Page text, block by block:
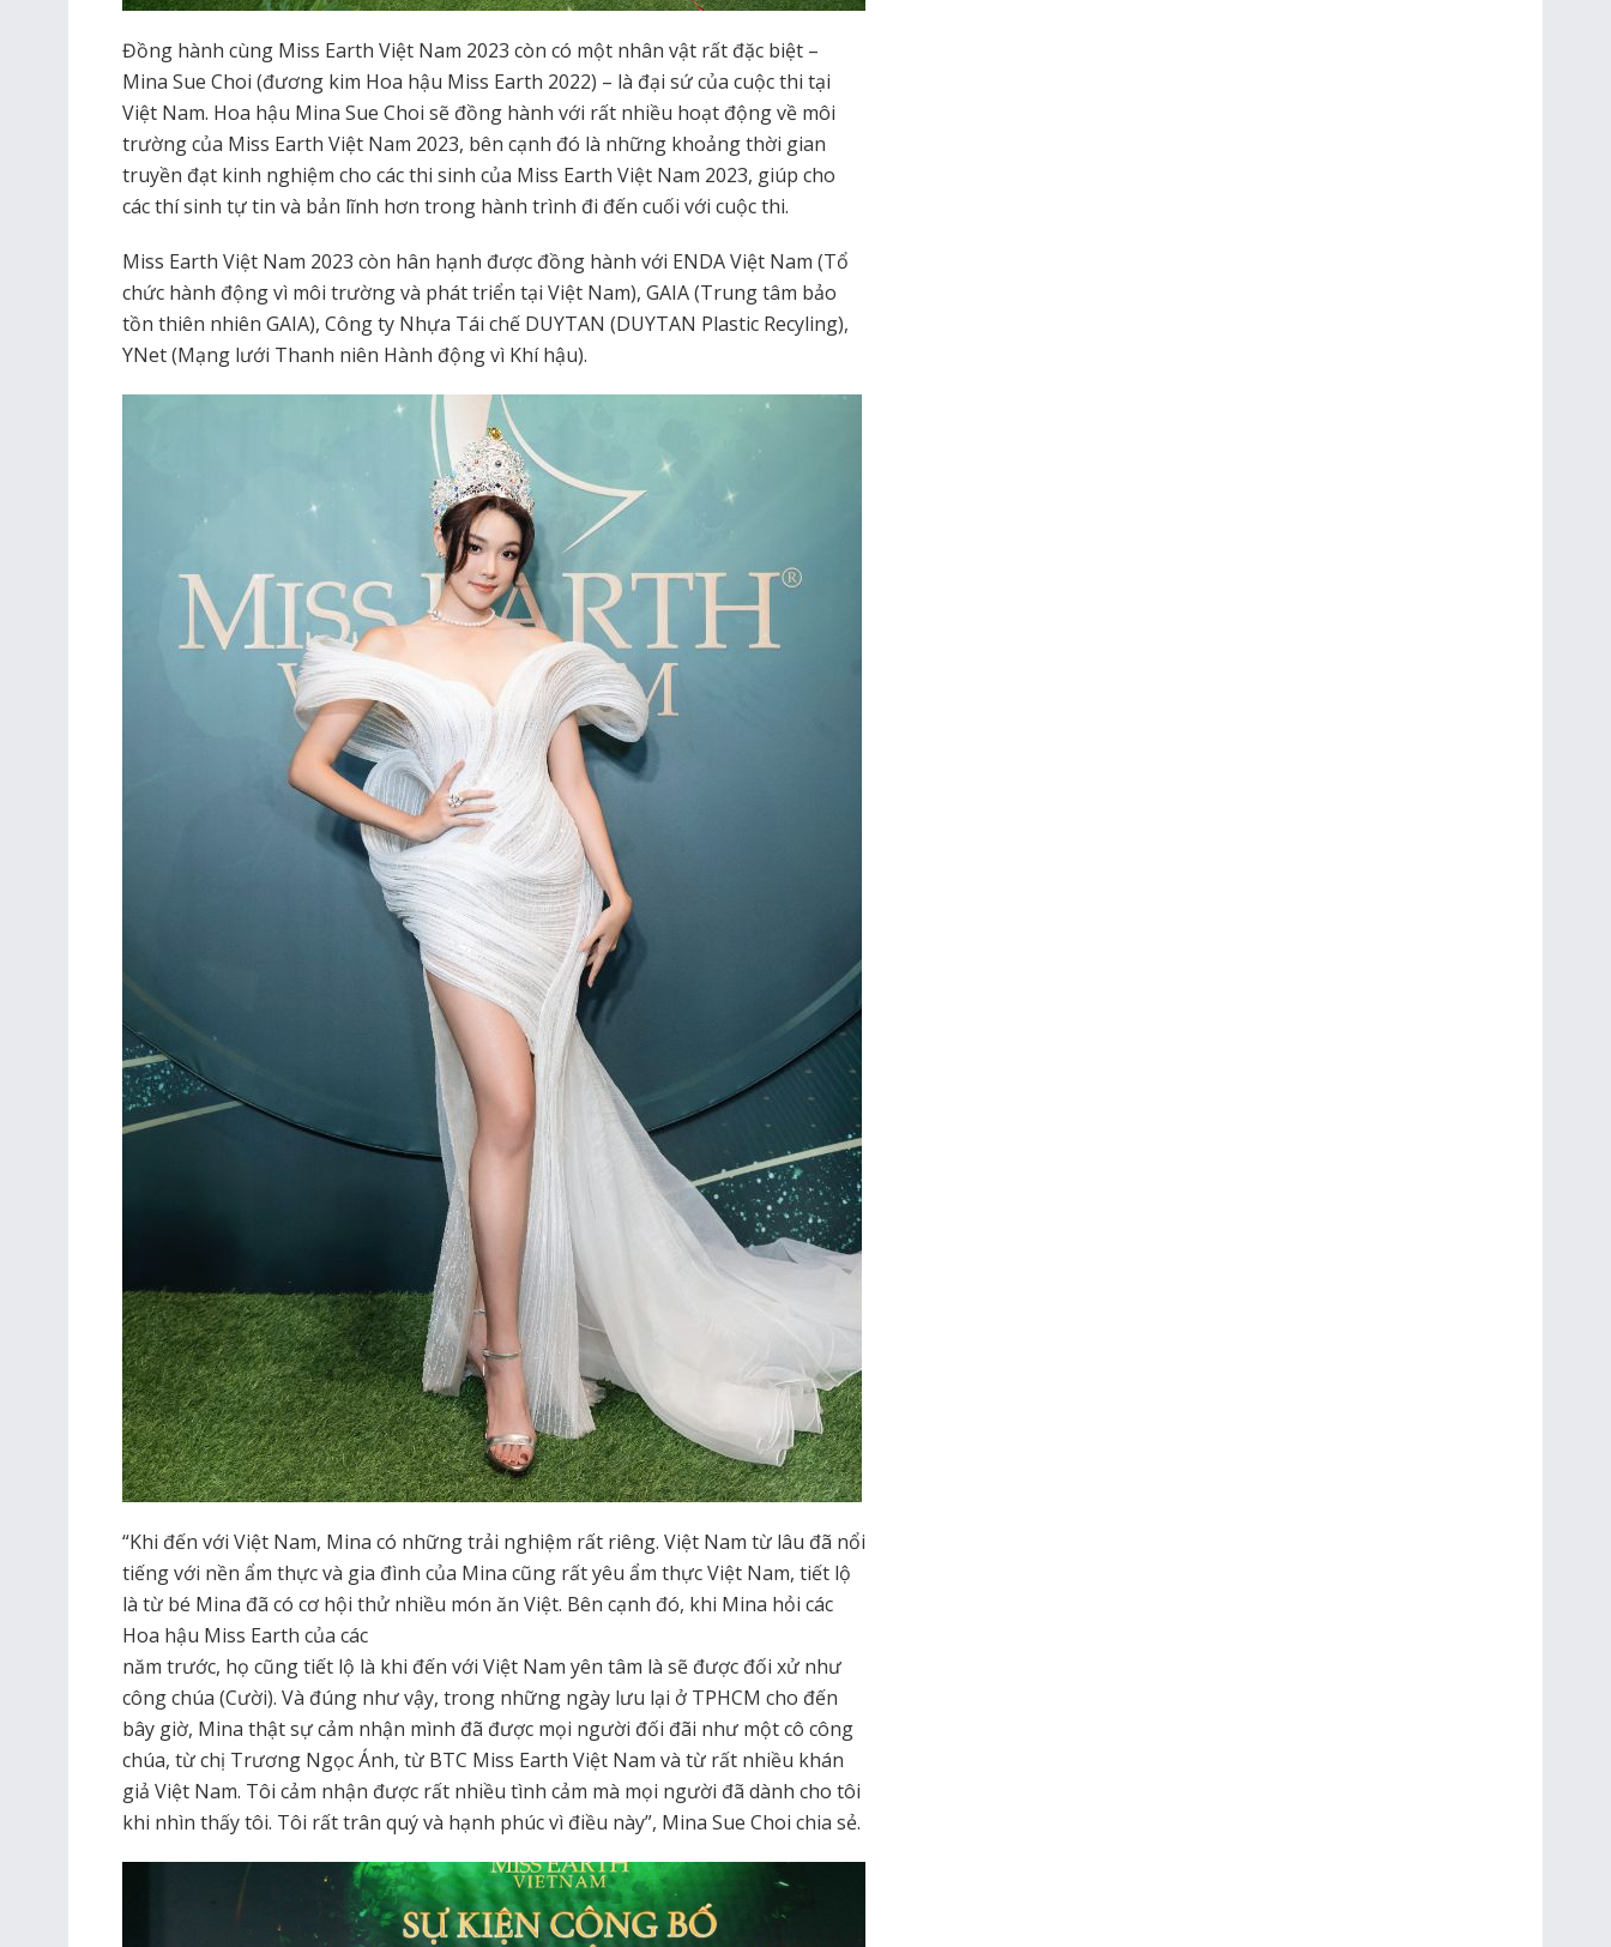
Đồng hành cùng Miss Earth Việt Nam 2023 còn có một nhân vật rất đặc biệt –
Mina Sue Choi (đương kim Hoa hậu Miss Earth 2022) – là đại sứ của cuộc thi tại
Việt Nam. Hoa hậu Mina Sue Choi sẽ đồng hành với rất nhiều hoạt động về môi
trường của Miss Earth Việt Nam 2023, bên cạnh đó là những khoảng thời gian
truyền đạt kinh nghiệm cho các thi sinh của Miss Earth Việt Nam 2023, giúp cho
các thí sinh tự tin và bản lĩnh hơn trong hành trình đi đến cuối với cuộc thi.
Miss Earth Việt Nam 2023 còn hân hạnh được đồng hành với ENDA Việt Nam (Tổ
chức hành động vì môi trường và phát triển tại Việt Nam), GAIA (Trung tâm bảo
tồn thiên nhiên GAIA), Công ty Nhựa Tái chế DUYTAN (DUYTAN Plastic Recyling),
YNet (Mạng lưới Thanh niên Hành động vì Khí hậu).
“Khi đến với Việt Nam, Mina có những trải nghiệm rất riêng. Việt Nam từ lâu đã nổi
tiếng với nền ẩm thực và gia đình của Mina cũng rất yêu ẩm thực Việt Nam, tiết lộ
là từ bé Mina đã có cơ hội thử nhiều món ăn Việt. Bên cạnh đó, khi Mina hỏi các
Hoa hậu Miss Earth của các
năm trước, họ cũng tiết lộ là khi đến với Việt Nam yên tâm là sẽ được đối xử như
công chúa (Cười). Và đúng như vậy, trong những ngày lưu lại ở TPHCM cho đến
bây giờ, Mina thật sự cảm nhận mình đã được mọi người đối đãi như một cô công
chúa, từ chị Trương Ngọc Ánh, từ BTC Miss Earth Việt Nam và từ rất nhiều khán
giả Việt Nam. Tôi cảm nhận được rất nhiều tình cảm mà mọi người đã dành cho tôi
khi nhìn thấy tôi. Tôi rất trân quý và hạnh phúc vì điều này”, Mina Sue Choi chia sẻ.